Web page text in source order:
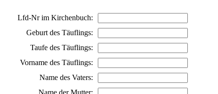
Lfd-Nr im Kirchenbuch:
Geburt des Täuflings:
Taufe des Täuflings:
Vorname des Täuflings:
Name des Vaters:
Name der Mutter: